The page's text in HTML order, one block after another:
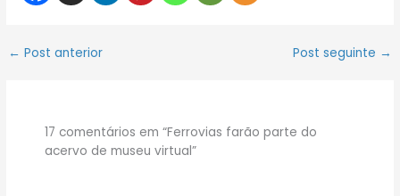
← Post anterior Post seguinte →
17 comentários em “Ferrovias farão parte do
acervo de museu virtual”